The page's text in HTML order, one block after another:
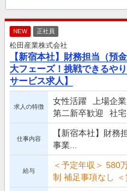
NEW 正社員
松田産業株式会社
【新宿本社】財務担当（預
大フェーズ！挑戦できるや
サービス求人】
求人の特徴
女性活躍 上場企業
第二新卒歓迎
社
仕事内容
【新宿本社】財
事業...
給与
＜予定年収＞ 580
制 補足事項なし ＜